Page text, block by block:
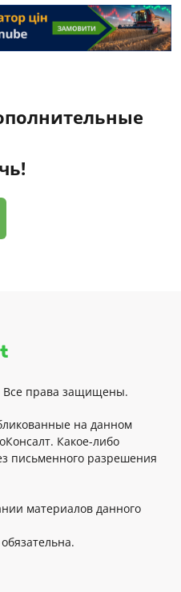
Все права защищены.
на данном
Какое-либо
письменного разрешения
материалов данного
обязательна.